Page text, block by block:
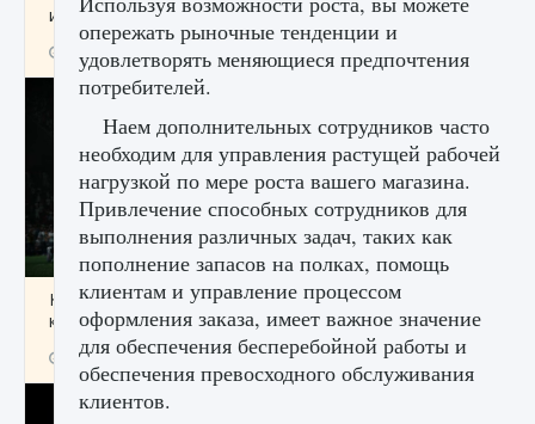
игре Creatures of Ava
Как исправить ошибку EA FC 25 beta,
которая не работает
9 августа 2024 1 370 0 0
опережать рыночные тенденции и
удовлетворять меняющиеся предпочтения
потребителей.
Наем дополнительных сотрудников часто
необходим для управления растущей рабочей
нагрузкой по мере роста вашего магазина.
Привлечение способных сотрудников для
выполнения различных задач, таких как
пополнение запасов на полках, помощь
клиентам и управление процессом
оформления заказа, имеет важное значение
для обеспечения бесперебойной работы и
обеспечения превосходного обслуживания
клиентов.